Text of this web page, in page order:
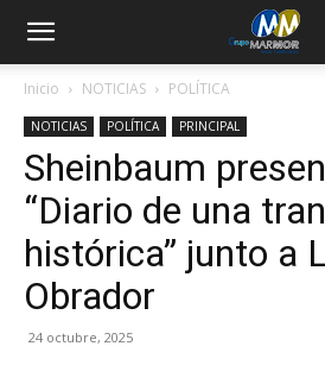
Inicio NOTICIAS POLÍTICA
NOTICIAS POLÍTICA PRINCIPAL
Sheinbaum
“Diario de una
histórica” junto a
Obrador
24 octubre, 2025